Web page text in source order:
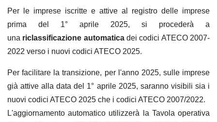
Per le imprese iscritte e attive al registro delle imprese
prima del 1° aprile 2025, si procederà a
una riclassificazione automaticadei codici ATECO 2007-
2022 verso i nuovi codici ATECO 2025.
Per facilitare la transizione, per l'anno 2025, sulle imprese
già attive alla data del 1° aprile 2025, saranno visibili sia i
nuovi codici ATECO 2025 che i codici ATECO 2007/2022.
L'aggiornamento automatico utilizzerà la Tavola operativa